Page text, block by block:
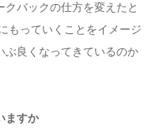
バックの仕方を変えたと
もっていくことをイメージ
ぶ良くなってきているのか
ますか